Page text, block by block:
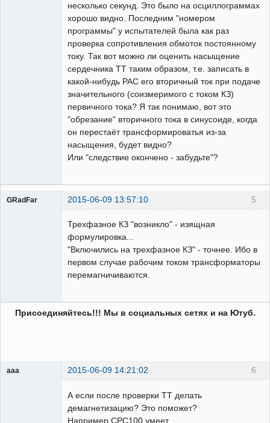
несколько секунд. Это было на осциллограммах
хорошо видно. Последним "номером
программы" у испытателей была как раз
проверка сопротивления обмоток постоянному
току. Так вот можно ли оценить насыщение
сердечника ТТ таким образом, т.е. записать в
какой-нибудь РАС его вторичный ток при подаче
значительного (соизмеримого с током КЗ)
первичного тока? Я так понимаю, вот это
"обрезание" вторичного тока в синусоиде, когда
он перестаёт трансформироватья из-за
насыщения, будет видно?
Или "следствие окончено - забудьте"?
5
GRadFar 2015-06-09 13:57:10
Трехфазное КЗ "возникло" - изящная
формулировка...
"Включились на трехфазное КЗ" - точнее. Ибо в
первом случае рабочим током трансформаторы
перемагничиваются.
Присоединяйтесь!!! Мы в социальных сетях и на Ютуб.
6
aaa 2015-06-09 14:21:02
А если после проверки ТТ делать
демагнетизацию? Это поможет?
Например СРС100 умеет.